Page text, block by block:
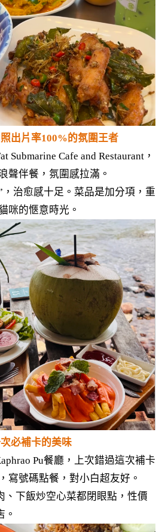
出片率100%的氛圍王者
Submarine Cafe and Restaurant，
聲伴餐，氛圍感拉滿。
治愈感十足。菜品是加分項，重
咪的愜意時光。
必補卡的美味
Pu餐廳，上次錯過這次補卡
寫號碼點餐，對小白超友好。
、下飯炒空心菜都閉眼點，性價
。